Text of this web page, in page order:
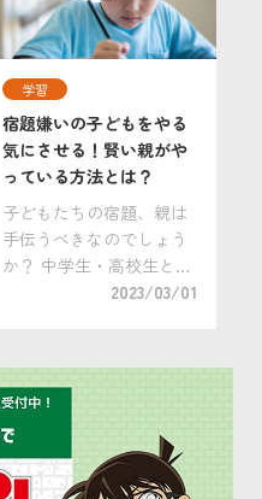
はないでしょうか。 夏休
みの宿題は1年生からドリ
学習
宿題嫌いの子どもをやる
気にさせる！賢い親がや
っている方法とは？
子どもたちの宿題、親は
手伝うべきなのでしょう
か？ 中学生・高校生と比
べて学習内容が簡単であ
ですが、良かれと思って
宿題を手伝いすぎると、
逆に子どもの自主性を損
なうこともあるので要
[…]
2023/03/01